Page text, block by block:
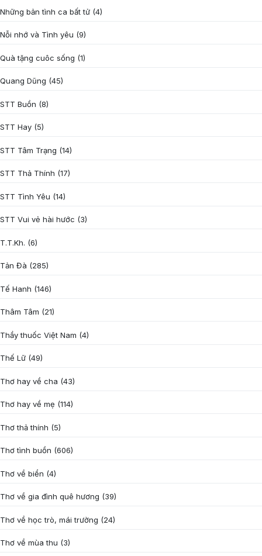
Những bản tình ca bất tử (4)
Nỗi nhớ và Tình yêu (9)
Quà tặng cuôc sống (1)
Quang Dũng (45)
STT Buồn (8)
STT Hay (5)
STT Tâm Trạng (14)
STT Thả Thính (17)
STT Tình Yêu (14)
STT Vui vẻ hài hước (3)
T.T.Kh. (6)
Tản Đà (285)
Tế Hanh (146)
Thâm Tâm (21)
Thầy thuốc Việt Nam (4)
Thế Lữ (49)
Thơ hay về cha (43)
Thơ hay về mẹ (114)
Thơ thả thính (5)
Thơ tình buồn (606)
Thơ về biển (4)
Thơ về gia đình quê hương (39)
Thơ về học trò, mái trường (24)
Thơ về mùa thu (3)